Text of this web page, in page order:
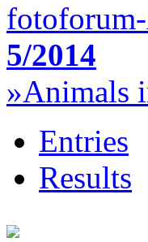
5/2014
»Animals
Entries
Results